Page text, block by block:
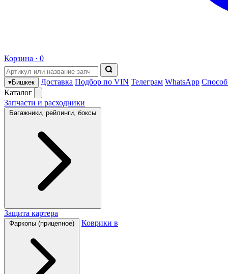
Корзина · 0
▾Бишкек Доставка Подбор по VIN Телеграм WhatsApp
Каталог
Запчасти и расходники
Багажники, рейлинги, боксы
Защита картера
Фаркопы (прицепное) Коврики в